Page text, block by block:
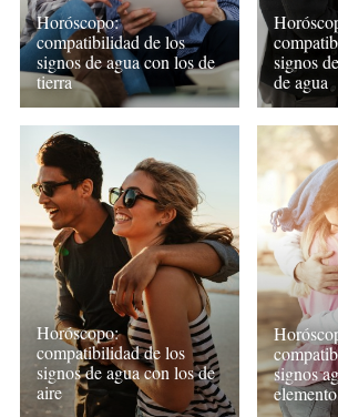
Horóscopo:
compatibilidad de los
signos de agua con los de
tierra
signos
de agua
Horóscopo:
compatibilidad de los
signos de agua con los de
aire
signos
elemento